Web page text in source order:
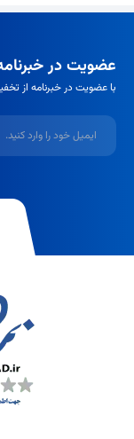
عضویت در
با عضویت در خبرنامه از
ایمیل